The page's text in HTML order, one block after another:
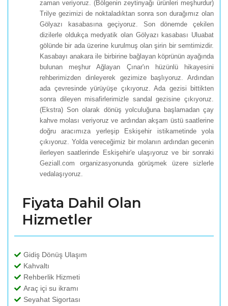
zaman veriyoruz. (Bölgenin zeytinyağı ürünleri meşhurdur)
Trilye gezimizi de noktaladıktan sonra son durağımız olan
Gölyazı kasabasına geçiyoruz. Son dönemde çekilen
dizilerle oldukça medyatik olan Gölyazı kasabası Uluabat
gölünde bir ada üzerine kurulmuş olan şirin bir semtimizdir.
Kasabayı anakara ile birbirine bağlayan köprünün ayağında
bulunan meşhur Ağlayan Çınar'ın hüzünlü hikayesini
rehberimizden dinleyerek gezimize başlıyoruz. Ardından
ada çevresinde yürüyüşe çıkıyoruz. Ada gezisi bittikten
sonra dileyen misafirlerimizle sandal gezisine çıkıyoruz.
(Ekstra) Son olarak dönüş yolculuğuna başlamadan çay
kahve molası veriyoruz ve ardından akşam üstü saatlerine
doğru aracımıza yerleşip Eskişehir istikametinde yola
çıkıyoruz. Yolda vereceğimiz bir molanın ardından gecenin
ilerleyen saatlerinde Eskişehir'e ulaşıyoruz ve bir sonraki
Geziall.com organizasyonunda görüşmek üzere sizlerle
vedalaşıyoruz.
Fiyata Dahil Olan
Hizmetler
Gidiş Dönüş Ulaşım
Kahvaltı
Rehberlik Hizmeti
Araç içi su ikramı
Seyahat Sigortası